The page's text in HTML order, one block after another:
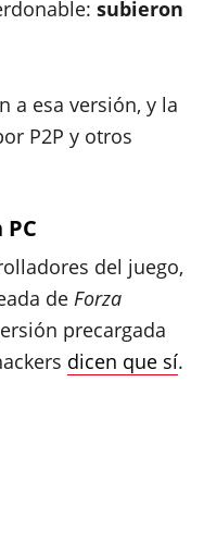
subieron
a esa versión, y la
P2P y otros
del juego,
de Forza
precargada
dicen que sí.